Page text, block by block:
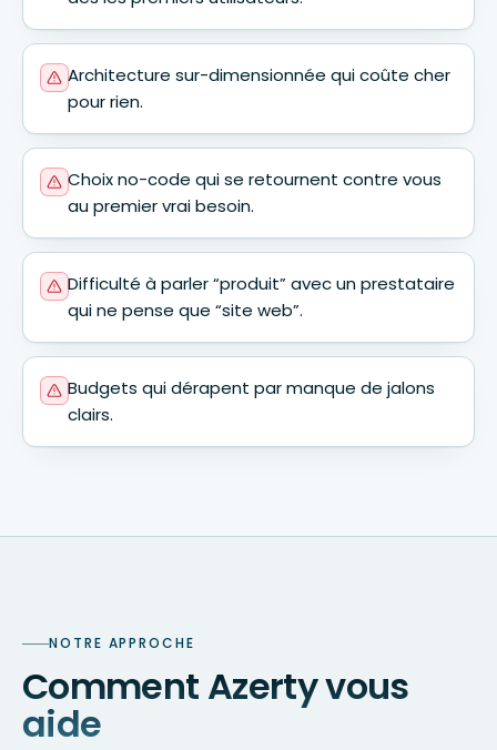
Architecture sur-dimensionnée qui coûte cher
pour rien.
Choix no-code qui se retournent contre vous
au premier vrai besoin.
Difficulté à parler “produit” avec un prestataire
qui ne pense que “site web”.
Budgets qui dérapent par manque de jalons
clairs.
NOTRE APPROCHE
Comment Azerty vous
aide